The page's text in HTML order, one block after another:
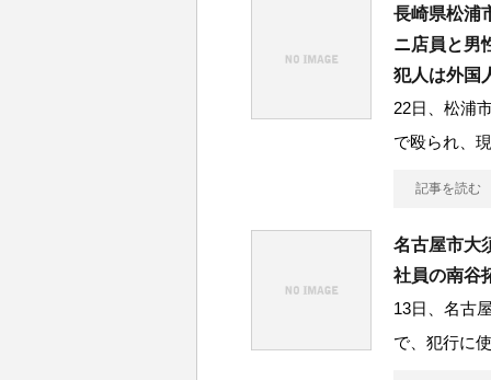
長崎県松浦
ニ店員と男
犯人は外国
22日、松浦
で殴られ、
記事を読む
名古屋市大
社員の南谷
13日、名古
で、犯行に